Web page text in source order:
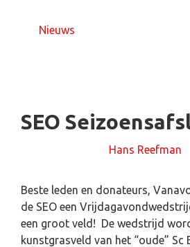
Nieuws
SEO
Hans Reefman
Beste leden en donateurs,
de SEO een
een groot veld! De wedstrijd
kunstgrasveld van het “oude” Sc